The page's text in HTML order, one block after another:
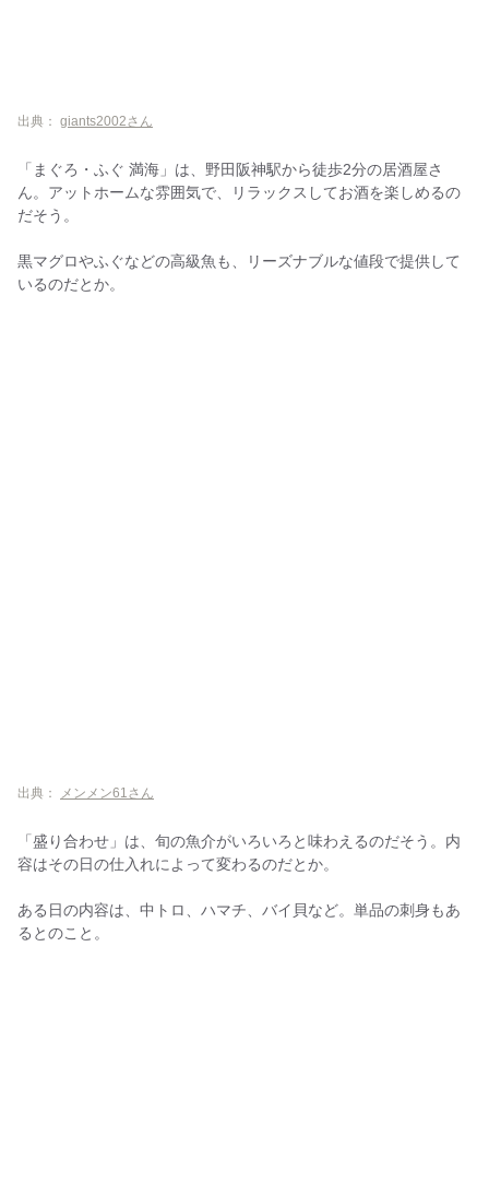
出典： giants2002さん
「まぐろ・ふぐ 満海」は、野田阪神駅から徒歩2分の居酒屋さ
ん。アットホームな雰囲気で、リラックスしてお酒を楽しめるの
だそう。
黒マグロやふぐなどの高級魚も、リーズナブルな値段で提供して
いるのだとか。
出典： メンメン61さん
「盛り合わせ」は、旬の魚介がいろいろと味わえるのだそう。内
容はその日の仕入れによって変わるのだとか。
ある日の内容は、中トロ、ハマチ、バイ貝など。単品の刺身もあ
るとのこと。